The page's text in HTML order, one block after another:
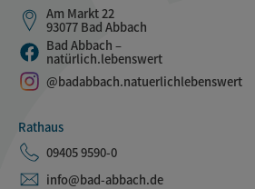
Am Markt 22
93077 Bad Abbach
Bad Abbach –
natürlich.lebenswert
@badabbach.natuerlichlebenswert
Rathaus
09405 9590-0
info@bad-abbach.de